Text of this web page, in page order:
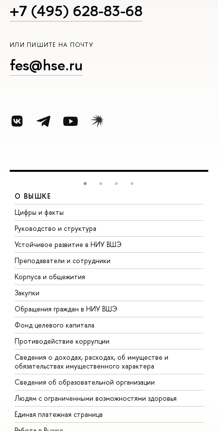
+7 (495) 628-83-68
ИЛИ ПИШИТЕ НА ПОЧТУ
fes@hse.ru
О ВЫШКЕ
Цифры и факты
Руководство и структура
Устойчивое развитие в НИУ ВШЭ
Преподаватели и сотрудники
Корпуса и общежития
Закупки
Обращения граждан в НИУ ВШЭ
Фонд целевого капитала
Противодействие коррупции
Сведения о доходах, расходах, об имуществе и
обязательствах имущественного характера
Сведения об образовательной организации
Людям с ограниченными возможностями здоровья
Единая платежная страница